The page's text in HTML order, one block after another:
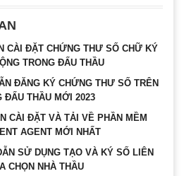
CÀI ĐẶT CHỨNG THƯ SỐ CHỮ KÝ
TRONG ĐẤU THẦU
ĐĂNG KÝ CHỨNG THƯ SỐ TRÊN
ĐẤU THẦU MỚI 2023
CÀI ĐẶT VÀ TẢI VỀ PHẦN MỀM
AGENT MỚI NHẤT
SỬ DỤNG TẠO VÀ KÝ SỐ LIÊN
CHỌN NHÀ THẦU